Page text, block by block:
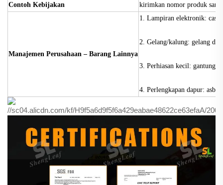
Contoh Kebijakan
kirimkan nomor produk
Manajemen Perusahaan – Barang Lainnya
1. Lampiran elektronik:
2. Gelang/kalung: gelang
3. Perhiasan kecil:
4. Perlengkapan dapur: